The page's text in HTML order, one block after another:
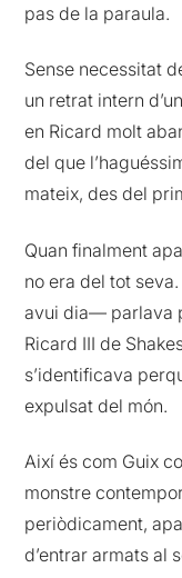
pas de la paraula.
Sense necessitat
un retrat intern
en Ricard molt
del que
mateix, des del
Quan finalment
no era del tot
avui dia— parlava
Ricard III de
s’identificava
expulsat del món.
Així és com Guix
monstre
periòdicament,
d’entrar armats al